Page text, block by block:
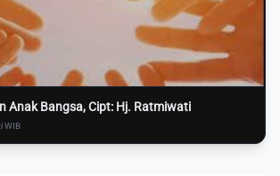
Anak Bangsa, Cipt: Hj. Ratmiwati
WIB